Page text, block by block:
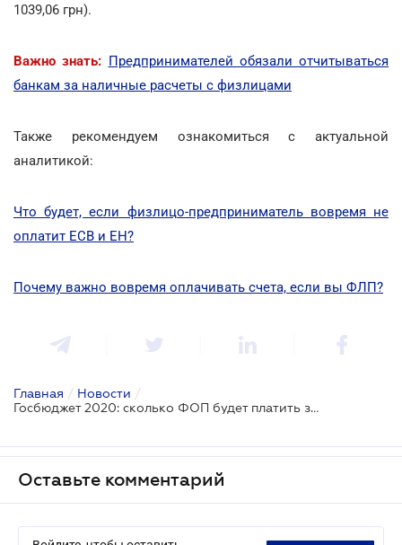
1039,06 грн).
Важно знать: Предпринимателей обязали отчитываться
банкам за наличные расчеты с физлицами
Также рекомендуем ознакомиться с актуальной
аналитикой:
Что будет, если физлицо-предприниматель вовремя не
оплатит ЕСВ и ЕН?
Почему важно вовремя оплачивать счета, если вы ФЛП?
Главная / Новости /
Госбюджет 2020: сколько ФОП будет платить за себя и работников
Оставьте комментарий